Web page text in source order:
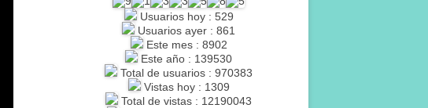
Usuarios hoy : 529
Usuarios ayer : 861
Este mes : 8902
Este año : 139530
Total de usuarios : 970383
Vistas hoy : 1309
Total de vistas : 12190043